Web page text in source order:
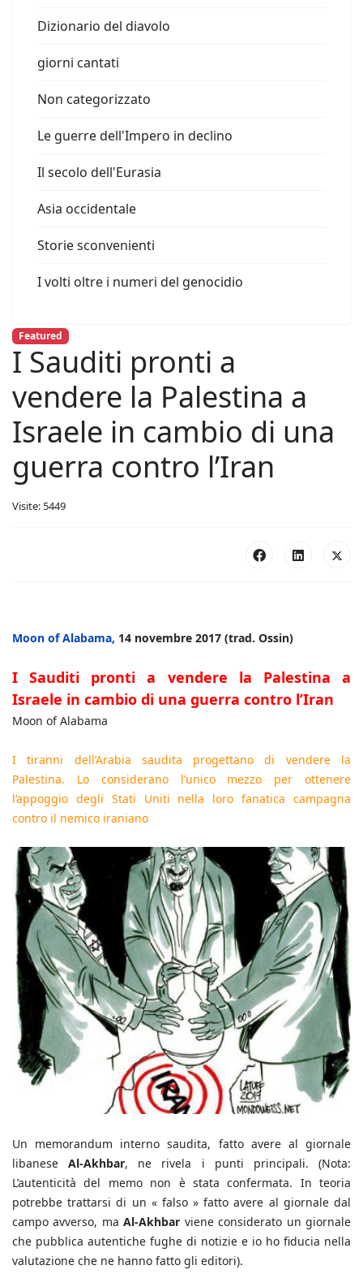
Dizionario del diavolo
giorni cantati
Non categorizzato
Le guerre dell'Impero in declino
Il secolo dell'Eurasia
Asia occidentale
Storie sconvenienti
I volti oltre i numeri del genocidio
Featured
I Sauditi pronti a
vendere la Palestina a
Israele in cambio di una
guerra contro l’Iran
Visite: 5449
Moon of Alabama, 14 novembre 2017 (trad. Ossin)
I Sauditi pronti a vendere la Palestina a
Israele in cambio di una guerra contro l’Iran
Moon of Alabama
I tiranni dell’Arabia saudita progettano di vendere la
Palestina. Lo considerano l’unico mezzo per ottenere
l’appoggio degli Stati Uniti nella loro fanatica campagna
contro il nemico iraniano
Un memorandum interno saudita, fatto avere al giornale
libaneseAl-Akhbar, ne rivela i punti principali. (Nota:
L’autenticità del memo non è stata confermata. In teoria
potrebbe trattarsi di un « falso » fatto avere al giornale dal
campo avverso, maAl-Akhbar viene considerato un giornale
che pubblica autentiche fughe di notizie e io ho fiducia nella
valutazione che ne hanno fatto gli editori).